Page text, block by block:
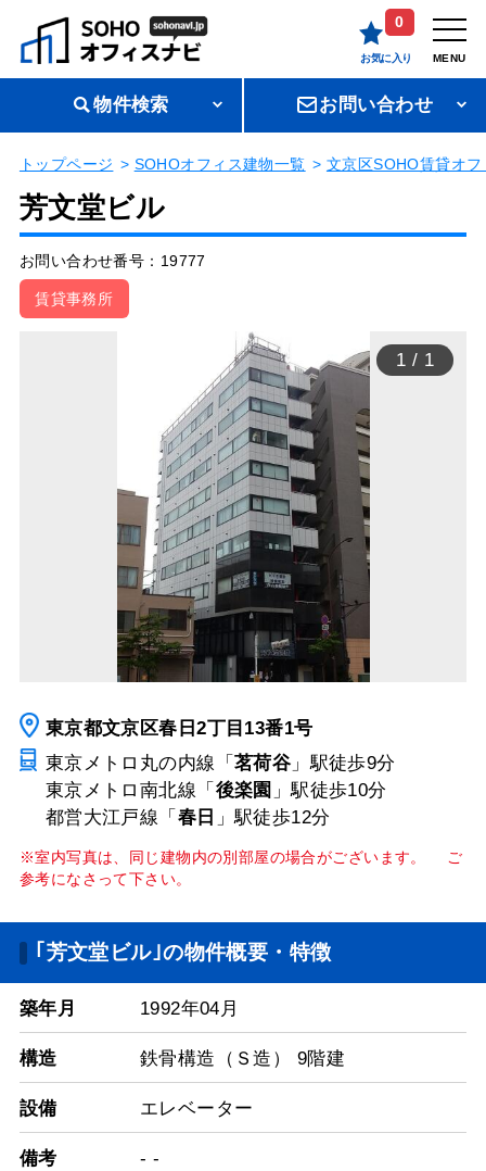
0
お気に入り MENU
物件検索 お問い合わせ
トップページ SOHOオフィス建物一覧 文京区SOHO賃貸オフ
芳文堂ビル
お問い合わせ番号：19777
賃貸事務所
1 / 1
東京都文京区春日2丁目13番1号
東京メトロ丸の内線「 茗荷谷 」駅徒歩9分
東京メトロ南北線「 後楽園 」駅徒歩10分
都営大江戸線「 春日 」駅徒歩12分
※室内写真は、同じ建物内の別部屋の場合がございます。 ご
参考になさって下さい。
｢芳文堂ビル｣の物件概要・特徴
築年月 1992年04月
構造 鉄骨構造（Ｓ造） 9階建
設備 エレベーター
備考 - -